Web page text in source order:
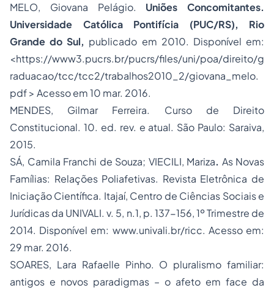
MELO, Giovana Pelágio. Uniões Concomitantes.
Universidade Católica Pontifícia (PUC/RS), Rio
Grande do Sul, publicado em 2010. Disponível em:
<https://www3.pucrs.br/pucrs/files/uni/poa/direito/g
raduacao/tcc/tcc2/trabalhos2010_2/giovana_melo.
pdf > Acesso em 10 mar. 2016.
MENDES, Gilmar Ferreira. Curso de Direito
Constitucional. 10. ed. rev. e atual. São Paulo: Saraiva,
2015.
SÁ, Camila Franchi de Souza; VIECILI, Mariza. As Novas
Famílias: Relações Poliafetivas. Revista Eletrônica de
Iniciação Científica. Itajaí, Centro de Ciências Sociais e
Jurídicas da UNIVALI. v. 5, n.1, p. 137-156, 1º Trimestre de
2014. Disponível em: www.univali.br/ricc. Acesso em:
29 mar. 2016.
SOARES, Lara Rafaelle Pinho. O pluralismo familiar:
antigos e novos paradigmas – o afeto em face da